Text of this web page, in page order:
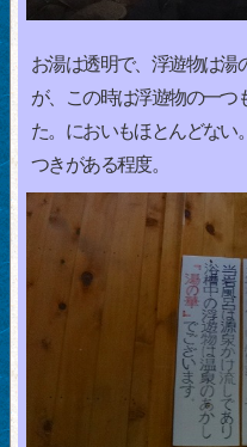
お湯は透明で、浮遊物は湯
が、この時は浮遊物の一つ
た。においもほとんどない
つきがある程度。